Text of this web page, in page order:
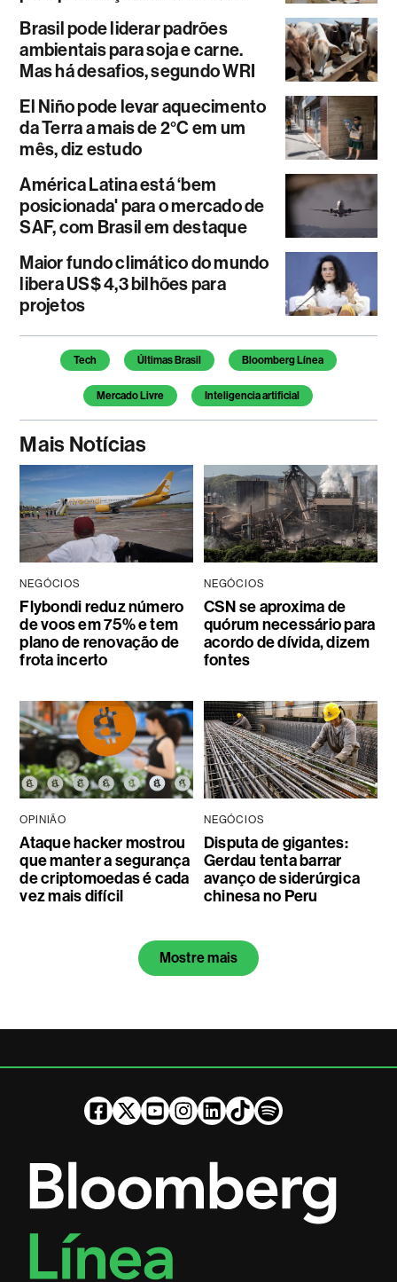
Brasil pode liderar padrões
ambientais para soja e carne.
Mas há desafios, segundo WRI
El Niño pode levar aquecimento
da Terra a mais de 2°C em um
mês, diz estudo
América Latina está ‘bem
posicionada' para o mercado de
SAF, com Brasil em destaque
Maior fundo climático do mundo
libera US$ 4,3 bilhões para
projetos
Temas deste artigo
Tech Últimas Brasil Bloomberg Línea
Mercado Livre Inteligencia artificial
Mais Notícias
NEGÓCIOS
Flybondi reduz número
de voos em 75% e tem
plano de renovação de
frota incerto
NEGÓCIOS
CSN se aproxima de
quórum necessário para
acordo de dívida, dizem
fontes
OPINIÃO
Ataque hacker mostrou
que manter a segurança
de criptomoedas é cada
vez mais difícil
NEGÓCIOS
Disputa de gigantes:
Gerdau tenta barrar
avanço de siderúrgica
chinesa no Peru
Mostre mais